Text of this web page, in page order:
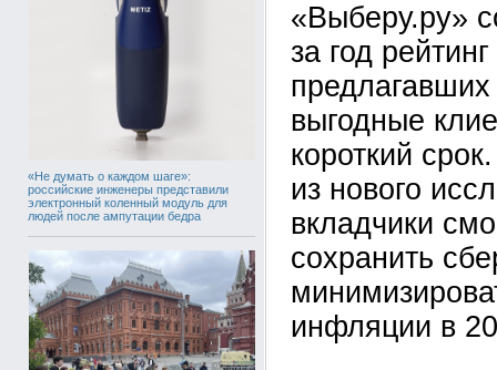
«Не думать о каждом шаге»:
российские инженеры представили
электронный коленный модуль для
людей после ампутации бедра
«Выберу.ру»
за год
выгодные
короткий
из нового
вкладчики
сохранить
инфляции в